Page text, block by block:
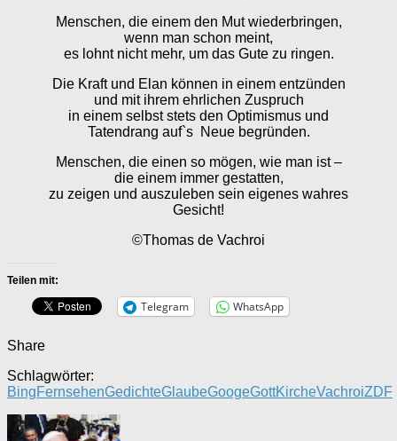
Menschen, die einem den Mut wiederbringen,
wenn man schon meint,
es lohnt nicht mehr, um das Gute zu ringen.
Die Kraft und Elan können in einem entzünden
und mit ihrem ehrlichen Zuspruch
in einem selbst stets den Optimismus und
Tatendrang auf`s Neue begründen.
Menschen, die einen so mögen, wie man ist –
die einem immer gestatten,
zu zeigen und auszuleben sein eigenes wahres
Gesicht!
©Thomas de Vachroi
Teilen mit:
Telegram WhatsApp
Share
Schlagwörter:
BingFernsehenGedichteGlaubeGoogeGottKircheVachroiZDF